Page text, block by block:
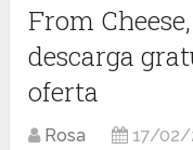
From
descarga
oferta
Rosa 17/02/